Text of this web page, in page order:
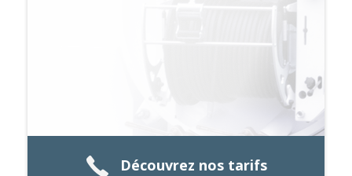
Découvrez nos tarifs